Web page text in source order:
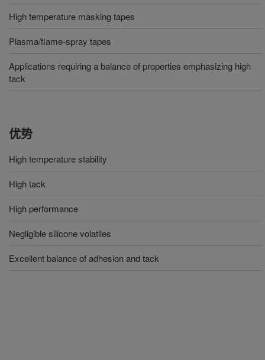
High temperature masking tapes
Plasma/flame-spray tapes
Applications requiring a balance of properties emphasizing high
tack
优势
High temperature stability
High tack
High performance
Negligible silicone volatiles
Excellent balance of adhesion and tack